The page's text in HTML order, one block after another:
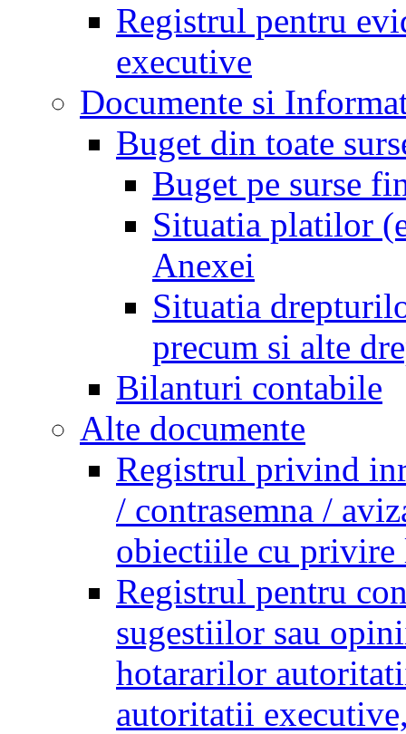
Registrul pentru
executive
Documente si
Buget din toate
Buget pe surse
Situatia platilor
Anexei
Situatia
precum si alte
Bilanturi contabile
Alte documente
Registrul privind
/ contrasemna /
obiectiile cu privire
Registrul pentru
sugestiilor sau
hotararilor
autoritatii